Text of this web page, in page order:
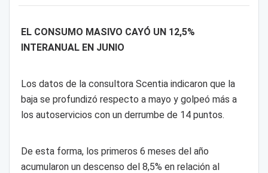
EL CONSUMO MASIVO CAYÓ UN 12,5%
INTERANUAL EN JUNIO
Los datos de la consultora Scentia indicaron que la
baja se profundizó respecto a mayo y golpeó más a
los autoservicios con un derrumbe de 14 puntos.
De esta forma, los primeros 6 meses del año
acumularon un descenso del 8,5% en relación al